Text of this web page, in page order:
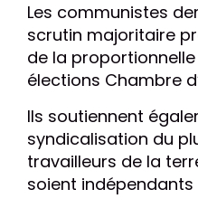
Les communistes
scrutin majoritaire
de la
élections Chambre
Ils soutiennent
syndicalisation du
travailleurs de la
soient indépendants